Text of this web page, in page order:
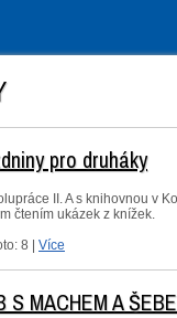
pro druháky
II. A s knihovnou v
čtením ukázek z knížek.
8 | Více
S MACHEM A